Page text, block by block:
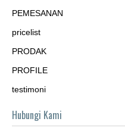
PEMESANAN
pricelist
PRODAK
PROFILE
testimoni
Hubungi Kami